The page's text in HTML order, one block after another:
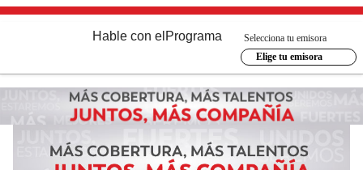
Hable con el Programa
Selecciona tu emisora
Elige tu emisora